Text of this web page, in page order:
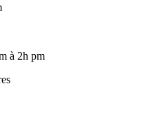
à 2h pm